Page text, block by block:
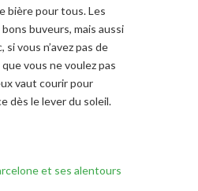
bière pour tous. Les
buveurs, mais aussi
vous n’avez pas de
vous ne voulez pas
vaut courir pour
dès le lever du soleil.